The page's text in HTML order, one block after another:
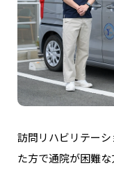
訪問リハビリテー
た⽅で通院が困難